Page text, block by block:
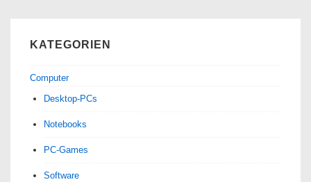
KATEGORIEN
Computer
Desktop-PCs
Notebooks
PC-Games
Software